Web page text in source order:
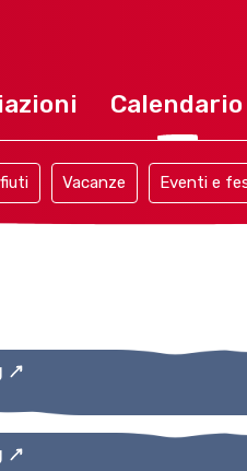
Calendario
Vacanze Eventi e